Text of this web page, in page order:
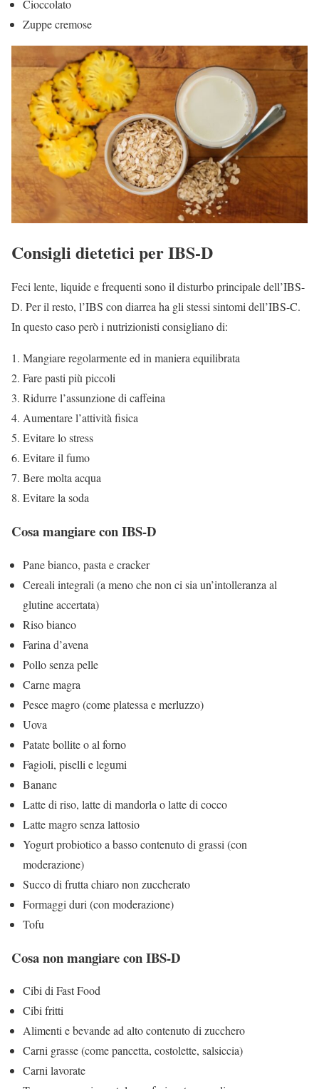
Cioccolato
Zuppe cremose
Consigli dietetici per IBS-D
Feci lente, liquide e frequenti sono il disturbo principale dell’IBS-
D. Per il resto, l’IBS con diarrea ha gli stessi sintomi dell’IBS-C.
In questo caso però i nutrizionisti consigliano di:
Mangiare regolarmente ed in maniera equilibrata
Fare pasti più piccoli
Ridurre l’assunzione di caffeina
Aumentare l’attività fisica
Evitare lo stress
Evitare il fumo
Bere molta acqua
Evitare la soda
Cosa mangiare con IBS-D
Pane bianco, pasta e cracker
Cereali integrali (a meno che non ci sia un’intolleranza al
glutine accertata)
Riso bianco
Farina d’avena
Pollo senza pelle
Carne magra
Pesce magro (come platessa e merluzzo)
Uova
Patate bollite o al forno
Fagioli, piselli e legumi
Banane
Latte di riso, latte di mandorla o latte di cocco
Latte magro senza lattosio
Yogurt probiotico a basso contenuto di grassi (con
moderazione)
Succo di frutta chiaro non zuccherato
Formaggi duri (con moderazione)
Tofu
Cosa non mangiare con IBS-D
Cibi di Fast Food
Cibi fritti
Alimenti e bevande ad alto contenuto di zucchero
Carni grasse (come pancetta, costolette, salsiccia)
Carni lavorate